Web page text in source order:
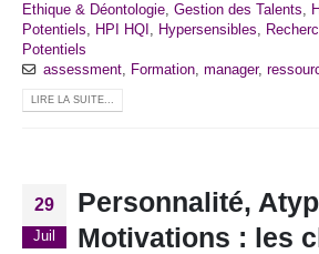
Ethique & Déontologie, Gestion des Talents,
Potentiels, HPI HQI , Hypersensibles,
Potentiels
assessment, Formation, manager,
LIRE LA SUITE...
29
Juil
Personnalité,
Motivations : les